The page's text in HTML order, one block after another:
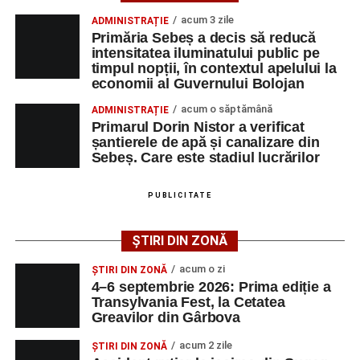
un reper pentru comunitate, pentru istoria locului și pentru
toți cei care cred că trecutul poate deveni motor de
dezvoltare pentru prezent” , a declarat Alexandru Radu,
președintele Asociației AGORA – Născuți Liberi.
Transylvania Fest va avea loc în perioada
septembrie 2026, laCetatea Greavilor din Gârbova
Intrarea este liberă pe întreaga durată a evenimentului.
Ultimele știri din Sebeș
Femeie de 66 de ani, transportată în stare gravă la
Femeie de 66 de ani, transportată în stare gravă la
spital după ce a fost lovită de o motocicletă pe
strada Dorobanți din Sebeș
Accident pe strada Dorobanți din Sebeș: fermeie
de 66 de ani rănită grav, după ce a fost lovită de o
motocicletă
4–6 septembrie 2026: Prima ediție a Transylvania
ADMINISTRAȚIE acum 3 zile
Primăria Sebeș a decis să reducă
intensitatea iluminatului public pe
timpul nopții, în contextul apelului la
economii al Guvernului Bolojan
ADMINISTRAȚIE acum o săptămână
Primarul Dorin Nistor a verificat
șantierele de apă și canalizare din
Sebeș. Care este stadiul lucrărilor
PUBLICITATE
ȘTIRI DIN ZONĂ
ȘTIRI DIN ZONĂ acum o zi
4–6 septembrie 2026: Prima ediție a
Transylvania Fest, la Cetatea
Greavilor din Gârbova
ȘTIRI DIN ZONĂ acum 2 zile